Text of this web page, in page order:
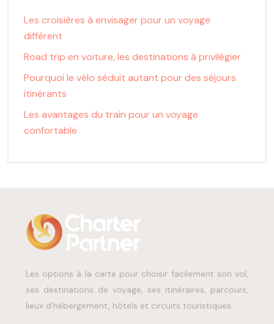
Les croisières à envisager pour un voyage
différent
Road trip en voiture, les destinations à privilégier
Pourquoi le vélo séduit autant pour des séjours
itinérants
Les avantages du train pour un voyage
confortable
Les options à la carte pour choisir facilement son vol,
ses destinations de voyage, ses itinéraires, parcours,
lieux d’hébergement, hôtels et circuits touristiques.